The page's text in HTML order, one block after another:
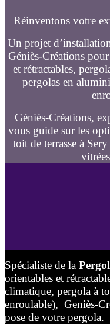
Réinventons votre
Un projet
Géniès-Créations
et rétractables,
pergolas en
Géniès-Créations,
vous guide sur les
toit de terrasse à
Spécialiste de la
orientables et
climatique, pergola à
enroulable), Geniès-
pose de votre pergola.